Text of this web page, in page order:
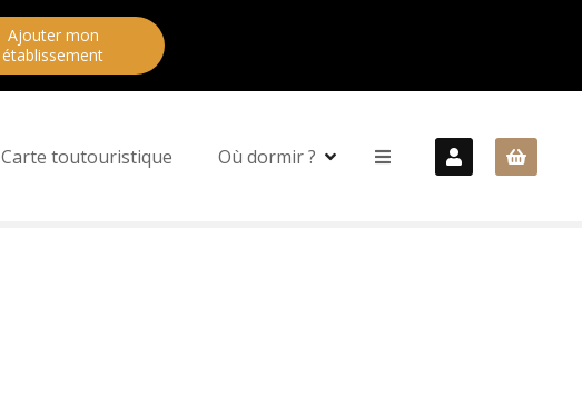
Ajouter mon
établissement
Carte toutouristique Où dormir ?